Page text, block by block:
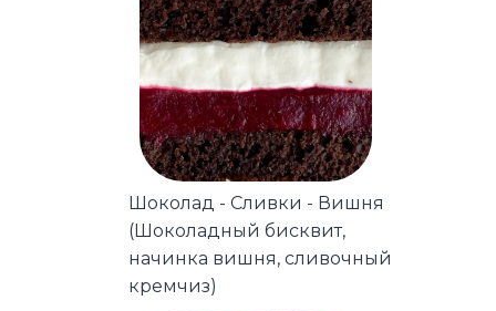
Шоколад - Сливки - Вишня
(Шоколадный бисквит,
начинка вишня, сливочный
кремчиз)